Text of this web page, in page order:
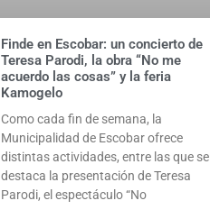
Finde en Escobar: un concierto de
Teresa Parodi, la obra “No me
acuerdo las cosas” y la feria
Kamogelo
Como cada fin de semana, la
Municipalidad de Escobar ofrece
distintas actividades, entre las que se
destaca la presentación de Teresa
Parodi, el espectáculo “No